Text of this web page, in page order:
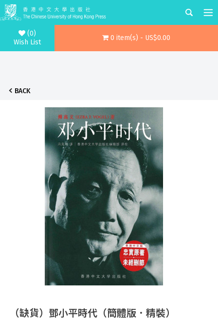
(0)
Wish List
0 item(s) - US$0.00
BACK
（缺貨）鄧小平時代（簡體版．精裝）